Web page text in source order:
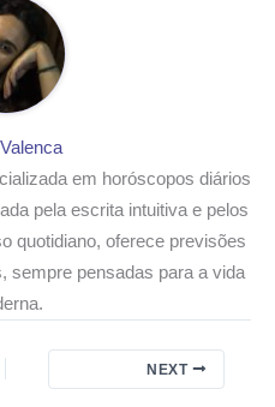
em horóscopos diários
pela escrita intuitiva e pelos
quotidiano, oferece previsões
sempre pensadas para a vida
NEXT